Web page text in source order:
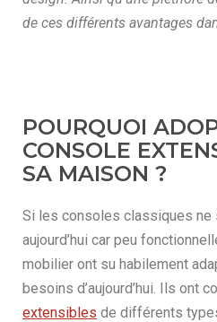
de ces différents avantages
POURQUOI
CONSOLE
SA MAISON ?
Si les consoles classiques
aujourd’hui car peu
mobilier ont su habilement
besoins d’aujourd’hui. Ils ont
extensibles de différents